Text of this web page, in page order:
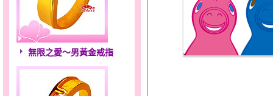
無限之愛～男黃金戒指